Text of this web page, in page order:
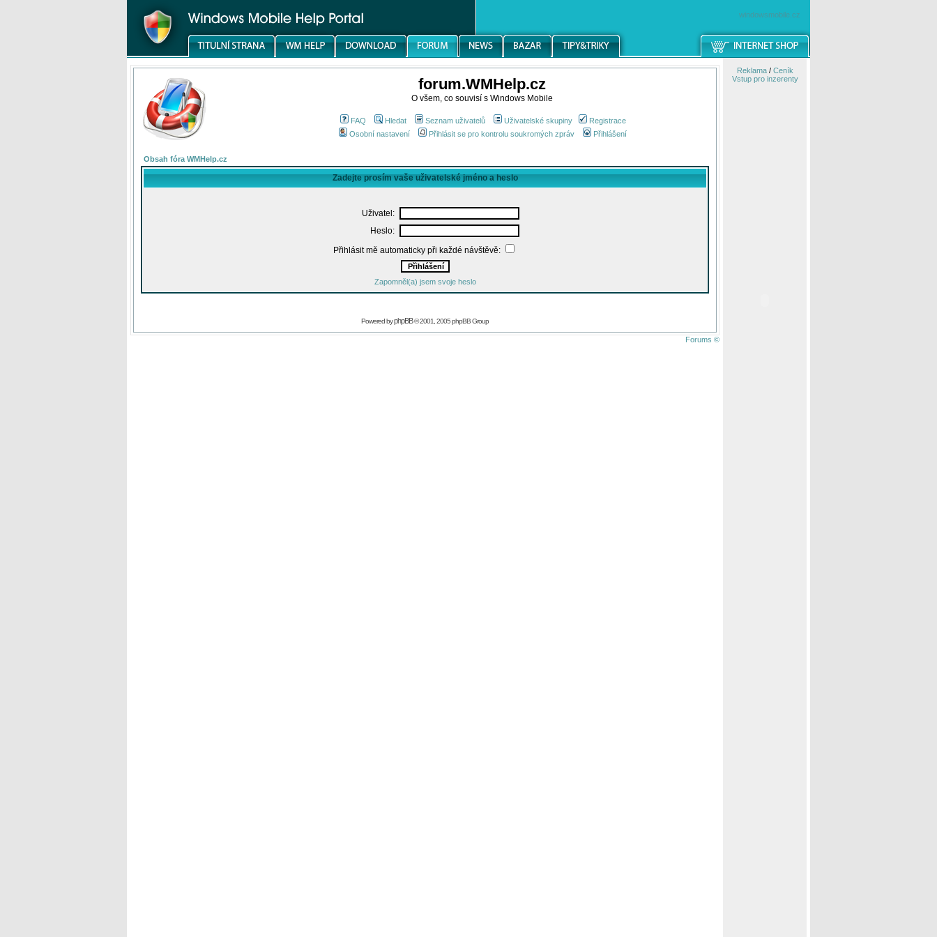
windowsmobile.cz
forum.WMHelp.cz
O všem, co souvisí s Windows Mobile
FAQ Hledat Seznam uživatelů Uživatelské skupiny
Registrace
Osobní nastavení
Přihlásit se pro kontrolu soukromých zpráv Přihlášení
Obsah fóra WMHelp.cz
Zadejte prosím vaše uživatelské jméno a heslo
Uživatel:
Heslo:
Přihlásit mě automaticky při každé návštěvě:
Zapomněl(a) jsem svoje heslo
Powered byphpBB© 2001, 2005 phpBB Group
Forums ©
Reklama/ Ceník
Vstup pro inzerenty